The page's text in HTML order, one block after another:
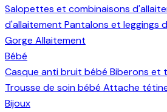
Salopettes et combinaisons
d'allaitement Pantalons et leggings
Gorge Allaitement
Bébé
Casque anti bruit bébé Biberons et
Trousse de soin bébé Attache
Bijoux